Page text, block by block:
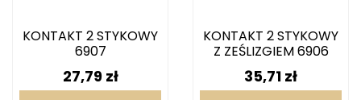
KONTAKT 2 STYKOWY
6907
Cena
27,79 zł
KONTAKT 2 STYKOWY
Z ZEŚLIZGIEM 6906
Cena
35,71 zł